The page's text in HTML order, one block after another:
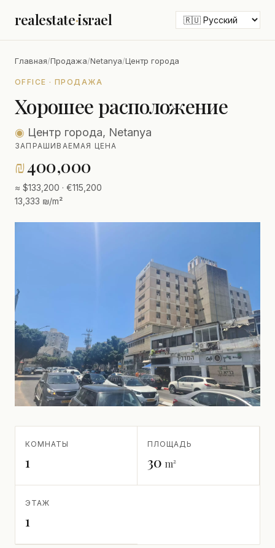
realestate·israel
Главная/Продажа/Netanya/Центр города
OFFICE · ПРОДАЖА
Хорошее расположение
◉ Центр города, Netanya
ЗАПРАШИВАЕМАЯ ЦЕНА
₪400,000
≈ $133,200 · €115,200
13,333 ₪/m²
КОМНАТЫ
1
ПЛОЩАДЬ
30 m²
ЭТАЖ
1